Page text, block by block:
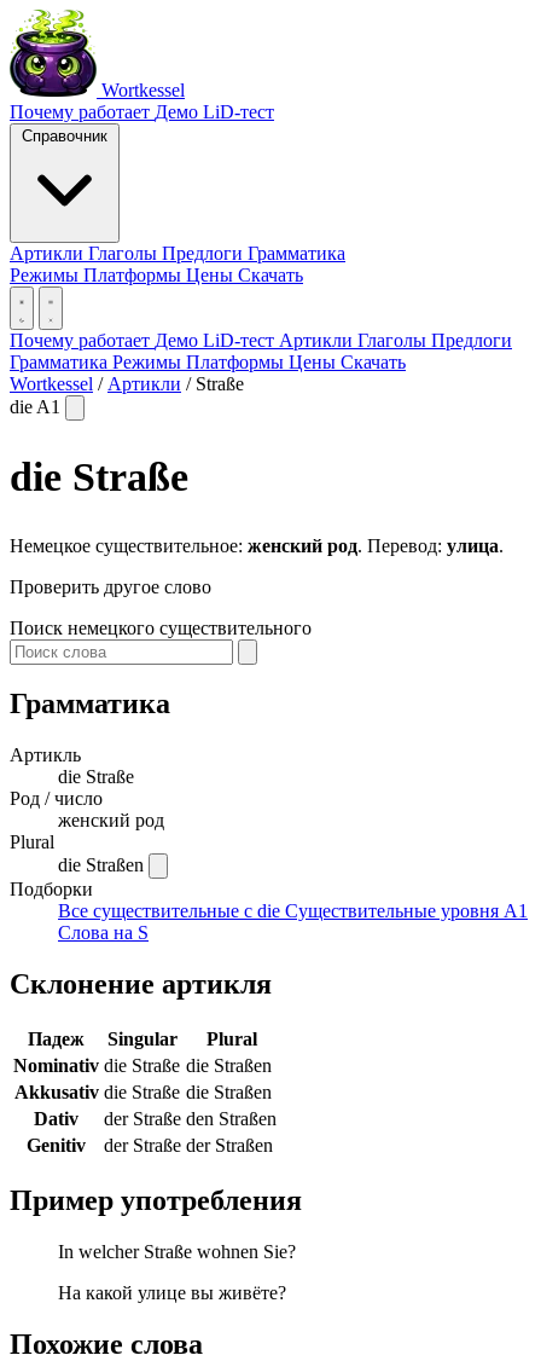
Wortkessel
Почему работает Демо LiD-тест
Справочник
Артикли Глаголы Предлоги Грамматика
Режимы Платформы Цены Скачать
Почему работает Демо LiD-тест Артикли Глаголы Предлоги
Грамматика Режимы Платформы Цены Скачать
Wortkessel / Артикли / Straße
die A1
die Straße
Немецкое существительное: женский род. Перевод: улица.
Проверить другое слово
Поиск немецкого существительного
Грамматика
Артикль
die Straße
Род / число
женский род
Plural
die Straßen
Подборки
Все существительные с die Существительные уровня A1
Слова на S
Склонение артикля
Падеж Singular
Plural
Nominativ die Straße die Straßen
Akkusativ die Straße die Straßen
Dativ
der Straße den Straßen
Genitiv
der Straße der Straßen
Пример употребления
In welcher Straße wohnen Sie?
На какой улице вы живёте?
Похожие слова